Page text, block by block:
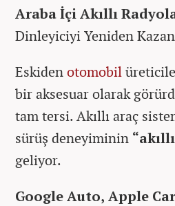
Araba İçi Akıllı
Dinleyiciyi Yeniden
Eskidenotomobil
bir aksesuar olarak
tam tersi. Akıllı araç
sürüş deneyiminin
geliyor.
Google Auto, Apple